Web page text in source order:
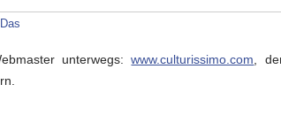
unterwegs:www.culturissimo.com ,